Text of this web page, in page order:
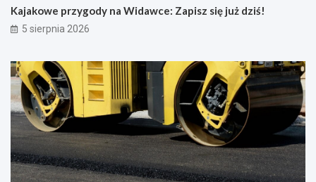
Kajakowe przygody na Widawce: Zapisz się już dziś!
5 sierpnia 2026